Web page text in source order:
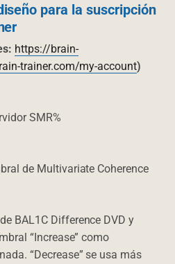
para la suscripción
https://brain-
trainer.com/my-account)
SMR%
de Multivariate Coherence
BAL1C Difference DVD y
“Increase” como
“Decrease” se usa más